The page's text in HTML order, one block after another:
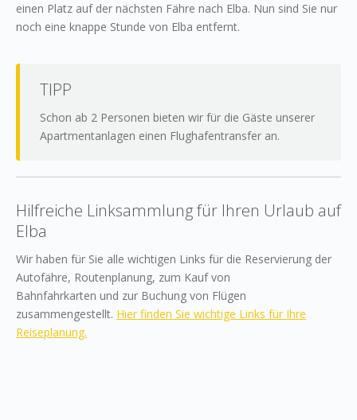
einen Platz auf der nächsten Fähre nach Elba. Nun sind Sie nur
noch eine knappe Stunde von Elba entfernt.
TIPP
Schon ab 2 Personen bieten wir für die Gäste unserer
Apartmentanlagen einen Flughafentransfer an.
Hilfreiche Linksammlung für Ihren Urlaub auf
Elba
Wir haben für Sie alle wichtigen Links für die Reservierung der
Autofähre, Routenplanung, zum Kauf von
Bahnfahrkarten und zur Buchung von Flügen
zusammengestellt. Hier finden Sie wichtige Links für Ihre
Reiseplanung.